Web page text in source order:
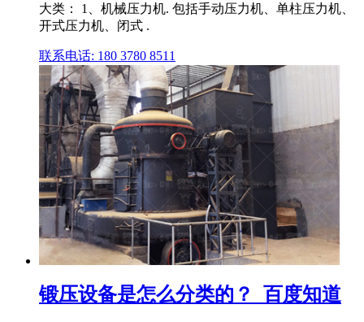
大类： 1、机械压力机. 包括手动压力机、单柱压力机、
开式压力机、闭式 .
联系电话: 180 3780 8511
锻压设备是怎么分类的？_百度知道